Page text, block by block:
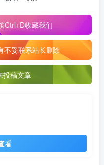
Ctrl+D收藏我们
不妥联系站长删除
投稿文章
看